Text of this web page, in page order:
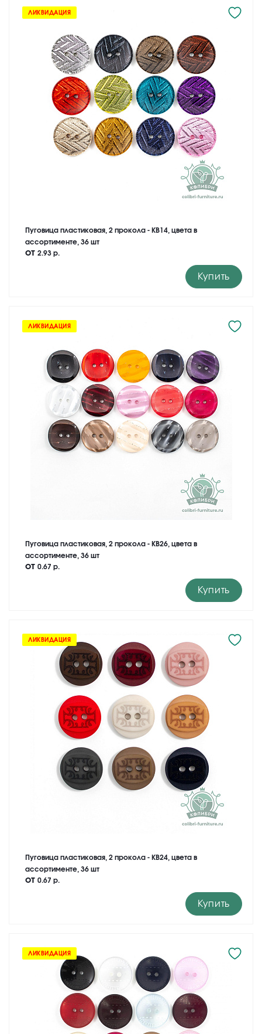
ЛИКВИДАЦИЯ
Пуговица пластиковая, 2 прокола - KB14, цвета в
ассортименте, 36 шт
от 2.93 р.
Купить
ЛИКВИДАЦИЯ
Пуговица пластиковая, 2 прокола - KB26, цвета в
ассортименте, 36 шт
от 0.67 р.
Купить
ЛИКВИДАЦИЯ
Пуговица пластиковая, 2 прокола - KB24, цвета в
ассортименте, 36 шт
от 0.67 р.
Купить
ЛИКВИДАЦИЯ